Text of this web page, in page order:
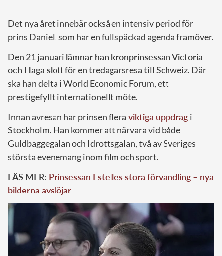
Det nya året innebär också en intensiv period för
prins Daniel, som har en fullspäckad agenda framöver.
Den 21 januari lämnar han kronprinsessan Victoria
och Haga slottför en tredagarsresa till Schweiz. Där
ska han delta i World Economic Forum, ett
prestigefyllt internationellt möte.
Innan avresan har prinsen flera viktiga uppdrag i
Stockholm. Han kommer att närvara vid både
Guldbaggegalan och Idrottsgalan, två av Sveriges
största evenemang inom film och sport.
LÄS MER: Prinsessan Estelles stora förvandling – nya
bilderna avslöjar